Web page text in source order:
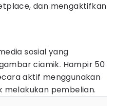
dan mengaktifkan
sosial yang
ciamik. Hampir 50
aktif menggunakan
pembelian.